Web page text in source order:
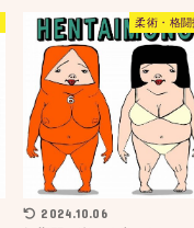
柔術・格闘
2024.10.06